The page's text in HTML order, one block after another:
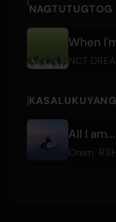
NAGTUTUGTOG
When
NCT
All I am...
Orem